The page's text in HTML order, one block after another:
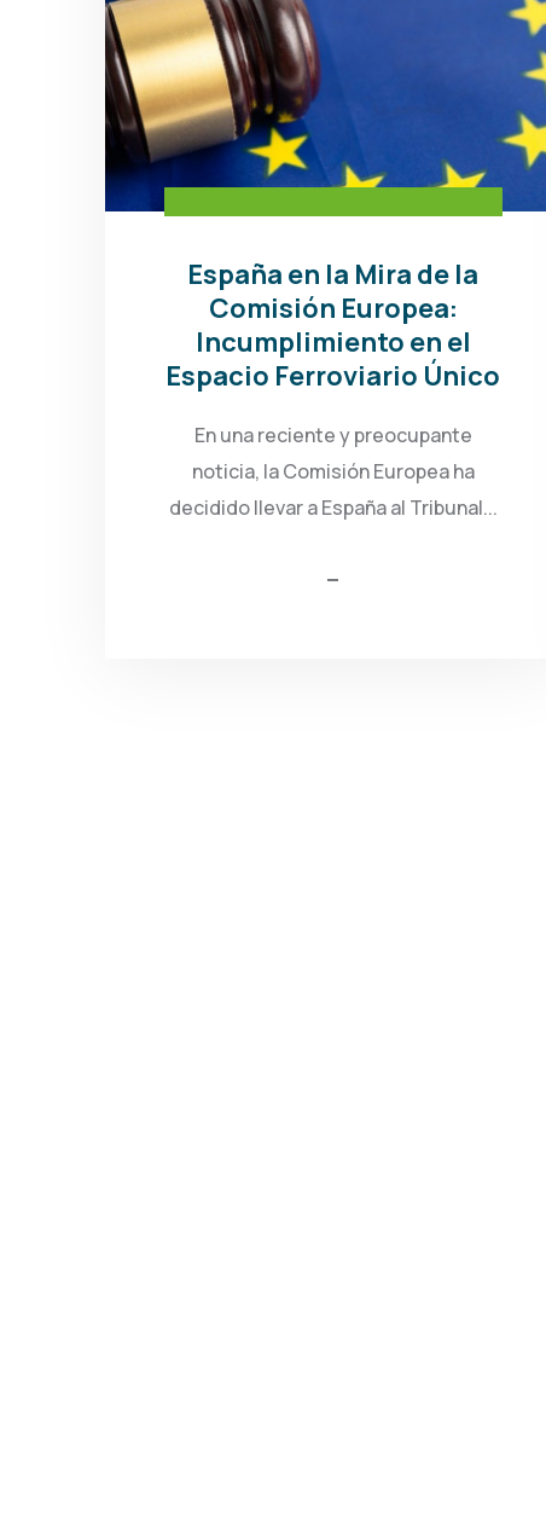
España en la Mira de la
Comisión Europea:
Incumplimiento en el
Espacio Ferroviario Único
En una reciente y preocupante
noticia, la Comisión Europea ha
decidido llevar a España al Tribunal...